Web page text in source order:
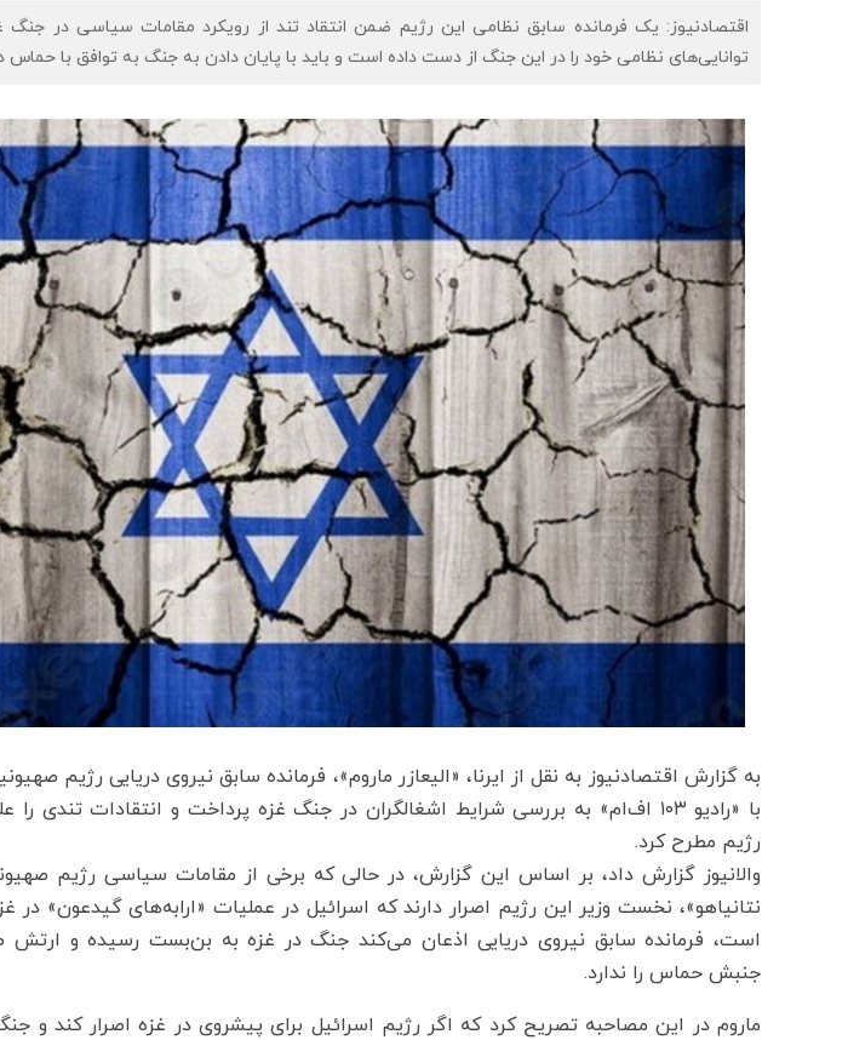
اقتصادنیوز: یک فرمانده سابق نظامی این رژیم ضمن انتقاد تند از رویکرد مقامات سیاسی در جنگ
توانایی‌های نظامی خود را در این جنگ از دست داده است و باید با پایان دادن به جنگ به توافق با
به گزارش اقتصادنیوز به نقل از ایرنا، «الیعازر ماروم»، فرمانده سابق نیروی دریایی رژیم
با «رادیو ۱۰۳ اف‌ام» به بررسی شرایط اشغالگران در جنگ غزه پرداخت و انتقادات
رژیم مطرح کرد.
والانیوز گزارش داد، بر اساس این گزارش، در حالی که برخی از مقامات سیاسی رژیم
نتانیاهو»، نخست وزیر این رژیم اصرار دارند که اسرائیل در عملیات «ارابه‌های گیدعون» در
است، فرمانده سابق نیروی دریایی اذعان می‌کند جنگ در غزه به بن‌بست رسیده و ارتش
جنبش حماس را ندارد.
ماروم در این مصاحبه تصریح کرد که اگر رژیم اسرائیل برای پیشروی در غزه اصرار کند و